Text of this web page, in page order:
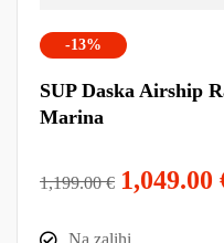
-13%
SUP Daska Airship
Marina
1,199.00€ 1,049.00
Na zalihi